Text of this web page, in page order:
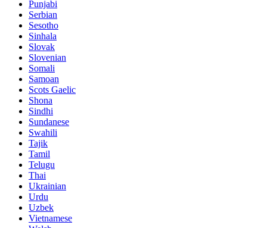
Punjabi
Serbian
Sesotho
Sinhala
Slovak
Slovenian
Somali
Samoan
Scots Gaelic
Shona
Sindhi
Sundanese
Swahili
Tajik
Tamil
Telugu
Thai
Ukrainian
Urdu
Uzbek
Vietnamese